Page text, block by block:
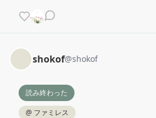
shokof@shokof
読み終わった
@ ファミレス